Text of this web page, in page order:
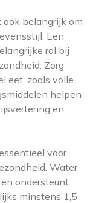
belangrijk om
Een
rol bij
Zorg
eet, zoals volle
helpen
en
voor
Water
ondersteunt
minstens 1,5